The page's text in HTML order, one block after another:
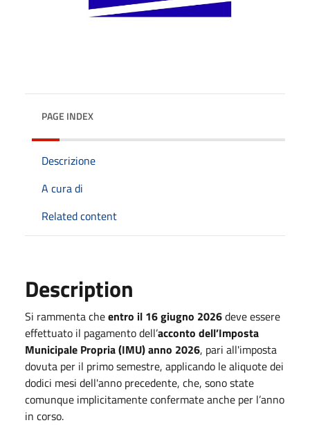
PAGE INDEX
Descrizione
A cura di
Related content
Description
Si rammenta cheentro il 16 giugno 2026deve essere
effettuato il pagamento dell’acconto dell’Imposta
Municipale Propria (IMU) anno 2026, pari all'imposta
dovuta per il primo semestre, applicando le aliquote dei
dodici mesi dell'anno precedente, che, sono state
comunque implicitamente confermate anche per l’anno
in corso.